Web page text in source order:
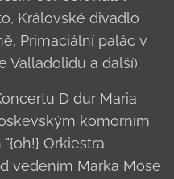
Královské divadlo
Primaciální palác v
Valladolidu a další).
D dur Maria
komorním
Orkiestra
vedením Marka Mose